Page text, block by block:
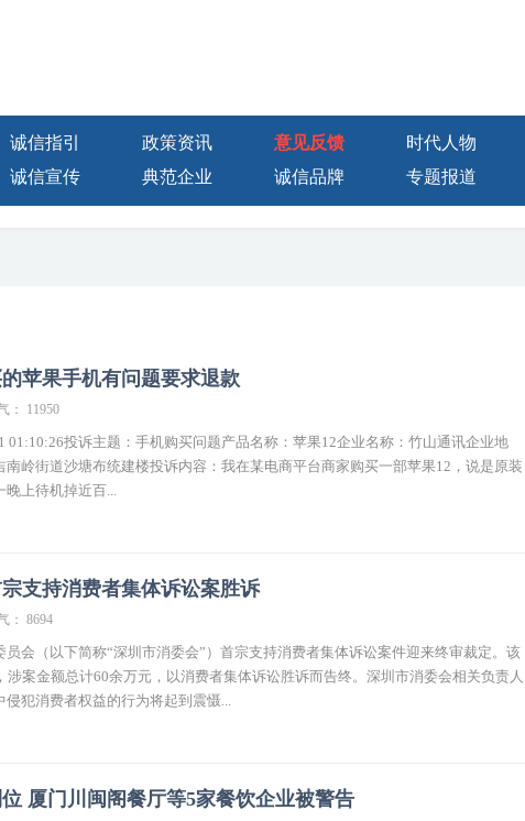
诚信指引 政策资讯 意见反馈 时代人物
诚信宣传 典范企业 诚信品牌 专题报道
苹果手机有问题要求退款
： 11950
01:10:26投诉主题：手机购买问题产品名称：苹果12企业名称：竹山通讯企业地
南岭街道沙塘布统建楼投诉内容：我在某电商平台商家购买一部苹果12，说是原装
晚上待机掉近百...
支持消费者集体诉讼案胜诉
： 8694
员会（以下简称“深圳市消委会”）首宗支持消费者集体诉讼案件迎来终审裁定。该
涉案金额总计60余万元，以消费者集体诉讼胜诉而告终。深圳市消委会相关负责人
侵犯消费者权益的行为将起到震慑...
厦门川闽阁餐厅等5家餐饮企业被警告